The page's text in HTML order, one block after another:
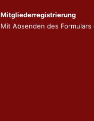
Mitgliederregistrierung
Mit Absenden des